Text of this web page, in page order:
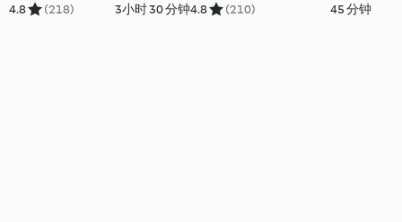
4.8 (218) 3小时 30 分钟4.8 (210) 45 分钟